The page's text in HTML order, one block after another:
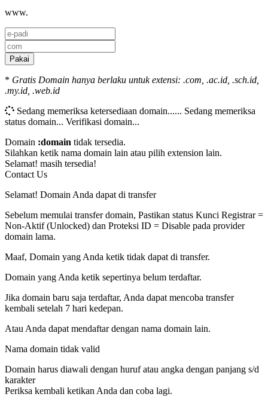
www.
Pakai
* Gratis Domain hanya berlaku untuk extensi: .com, .ac.id, .sch.id,
.my.id, .web.id
Sedang memeriksa ketersediaan domain...... Sedang memeriksa
status domain... Verifikasi domain...
Domain :domain tidak tersedia.
Silahkan ketik nama domain lain atau pilih extension lain.
Selamat! masih tersedia!
Contact Us
Selamat! Domain Anda dapat di transfer
Sebelum memulai transfer domain, Pastikan status Kunci Registrar =
Non-Aktif (Unlocked) dan Proteksi ID = Disable pada provider
domain lama.
Maaf, Domain yang Anda ketik tidak dapat di transfer.
Domain yang Anda ketik sepertinya belum terdaftar.
Jika domain baru saja terdaftar, Anda dapat mencoba transfer
kembali setelah 7 hari kedepan.
Atau Anda dapat mendaftar dengan nama domain lain.
Nama domain tidak valid
Domain harus diawali dengan huruf atau angka dengan panjang s/d
karakter
Periksa kembali ketikan Anda dan coba lagi.